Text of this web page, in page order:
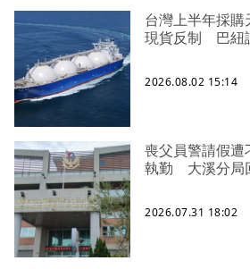
台灣上半年採
現貨反制 巴紐
2026.08.02 15:14
喪父員警請假遭
執勤 大溪分局
2026.07.31 18:02